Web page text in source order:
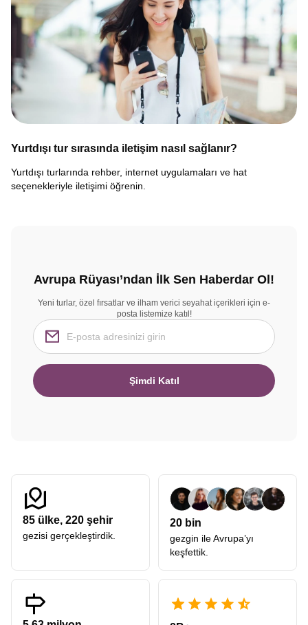
Yurtdışı tur sırasında iletişim nasıl sağlanır?
Yurtdışı turlarında rehber, internet uygulamaları ve hat
seçenekleriyle iletişimi öğrenin.
Avrupa Rüyası’ndan İlk Sen Haberdar Ol!
Yeni turlar, özel fırsatlar ve ilham verici seyahat içerikleri için e-
posta listemize katıl!
Şimdi Katıl
85 ülke, 220 şehir
gezisi gerçekleştirdik.
20 bin
gezgin ile Avrupa’yı
keşfettik.